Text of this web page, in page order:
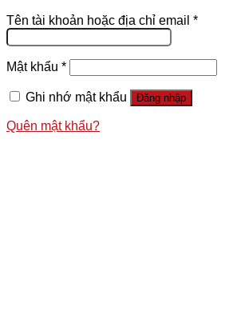
Tên tài khoản hoặc địa chỉ email *
Mật khẩu *
Ghi nhớ mật khẩu Đăng nhập
Quên mật khẩu?